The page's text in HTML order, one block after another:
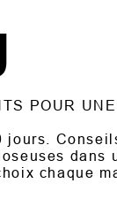
POUR
jours.
dans
chaque